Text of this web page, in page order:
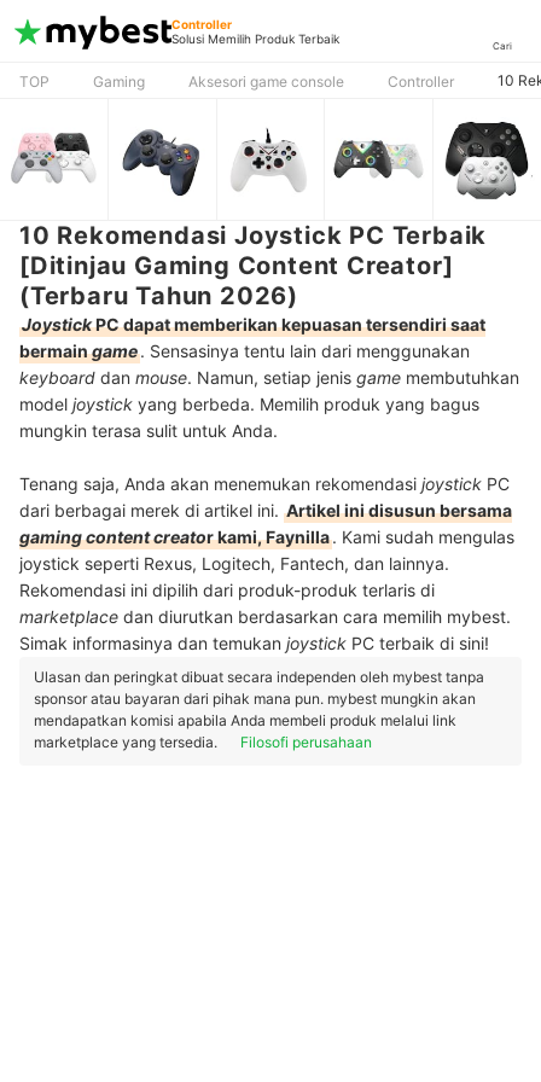
Controller
Solusi Memilih Produk Terbaik
Cari
TOP Gaming Aksesori game console Controller 10
10 Rekomendasi Joystick PC Terbaik
[Ditinjau Gaming Content Creator]
(Terbaru Tahun 2026)
JoystickPC dapat memberikan kepuasan tersendiri saat
bermaingame. Sensasinya tentu lain dari menggunakan
keyboard dan mouse. Namun, setiap jenis game membutuhkan
model joystick yang berbeda. Memilih produk yang bagus
mungkin terasa sulit untuk Anda.
Tenang saja, Anda akan menemukan rekomendasi joystick PC
dari berbagai merek di artikel ini. Artikel ini disusun bersama
gaming content creator kami, Faynilla. Kami sudah mengulas
joystick seperti Rexus, Logitech, Fantech, dan lainnya.
Rekomendasi ini dipilih dari produk-produk terlaris di
marketplace dan diurutkan berdasarkan cara memilih mybest.
Simak informasinya dan temukan joystick PC terbaik di sini!
Ulasan dan peringkat dibuat secara independen oleh mybest tanpa
sponsor atau bayaran dari pihak mana pun. mybest mungkin akan
mendapatkan komisi apabila Anda membeli produk melalui link
marketplace yang tersedia.
Filosofi perusahaan